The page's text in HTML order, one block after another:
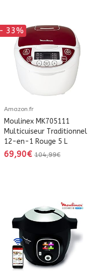
- 33%
Amazon.fr
Moulinex MK705111
Multicuiseur Traditionnel
12-en-1 Rouge 5 L
69,90€ 104,99€